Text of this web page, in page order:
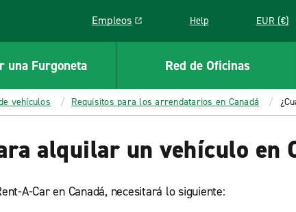
Empleos
Link opens in a new window
Help EUR (€)
una Furgoneta Red de Oficinas
vehículos Requisitos para los arrendatarios en Canadá
alquilar un vehículo en
A-Car en Canadá, necesitará lo siguiente: